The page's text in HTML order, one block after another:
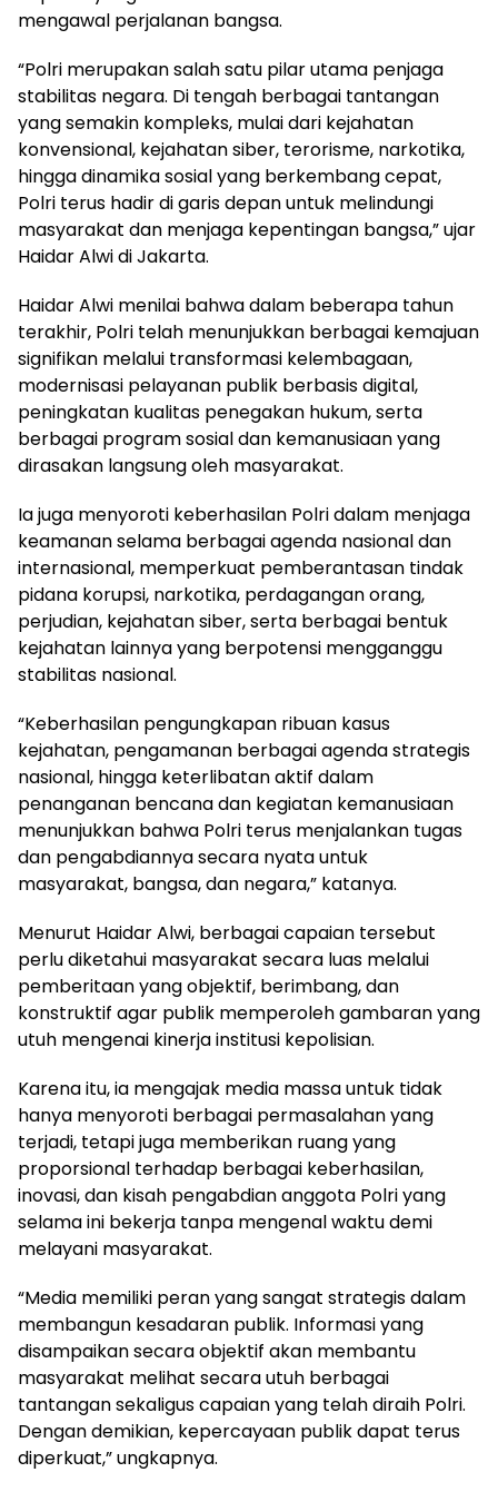
mengawal perjalanan bangsa.
“Polri merupakan salah satu pilar utama penjaga
stabilitas negara. Di tengah berbagai tantangan
yang semakin kompleks, mulai dari kejahatan
konvensional, kejahatan siber, terorisme, narkotika,
hingga dinamika sosial yang berkembang cepat,
Polri terus hadir di garis depan untuk melindungi
masyarakat dan menjaga kepentingan bangsa,” ujar
Haidar Alwi di Jakarta.
Haidar Alwi menilai bahwa dalam beberapa tahun
terakhir, Polri telah menunjukkan berbagai kemajuan
signifikan melalui transformasi kelembagaan,
modernisasi pelayanan publik berbasis digital,
peningkatan kualitas penegakan hukum, serta
berbagai program sosial dan kemanusiaan yang
dirasakan langsung oleh masyarakat.
Ia juga menyoroti keberhasilan Polri dalam menjaga
keamanan selama berbagai agenda nasional dan
internasional, memperkuat pemberantasan tindak
pidana korupsi, narkotika, perdagangan orang,
perjudian, kejahatan siber, serta berbagai bentuk
kejahatan lainnya yang berpotensi mengganggu
stabilitas nasional.
“Keberhasilan pengungkapan ribuan kasus
kejahatan, pengamanan berbagai agenda strategis
nasional, hingga keterlibatan aktif dalam
penanganan bencana dan kegiatan kemanusiaan
menunjukkan bahwa Polri terus menjalankan tugas
dan pengabdiannya secara nyata untuk
masyarakat, bangsa, dan negara,” katanya.
Menurut Haidar Alwi, berbagai capaian tersebut
perlu diketahui masyarakat secara luas melalui
pemberitaan yang objektif, berimbang, dan
konstruktif agar publik memperoleh gambaran yang
utuh mengenai kinerja institusi kepolisian.
Karena itu, ia mengajak media massa untuk tidak
hanya menyoroti berbagai permasalahan yang
terjadi, tetapi juga memberikan ruang yang
proporsional terhadap berbagai keberhasilan,
inovasi, dan kisah pengabdian anggota Polri yang
selama ini bekerja tanpa mengenal waktu demi
melayani masyarakat.
“Media memiliki peran yang sangat strategis dalam
membangun kesadaran publik. Informasi yang
disampaikan secara objektif akan membantu
masyarakat melihat secara utuh berbagai
tantangan sekaligus capaian yang telah diraih Polri.
Dengan demikian, kepercayaan publik dapat terus
diperkuat,” ungkapnya.